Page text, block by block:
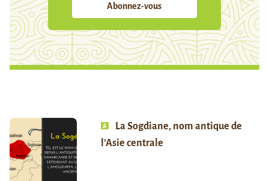
Abonnez-vous
La Sogdiane, nom antique de
l’Asie centrale